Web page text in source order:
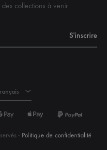
collections à venir
- Politique de confidentialité